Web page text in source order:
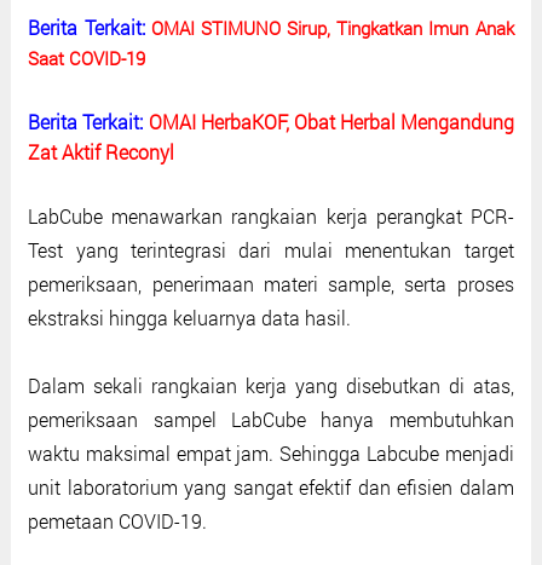
Berita Terkait: OMAI STIMUNO Sirup, Tingkatkan Imun Anak
Saat COVID-19
Berita Terkait: OMAI HerbaKOF, Obat Herbal Mengandung
Zat Aktif Reconyl
LabCube menawarkan rangkaian kerja perangkat PCR-
Test yang terintegrasi dari mulai menentukan target
pemeriksaan, penerimaan materi sample, serta proses
ekstraksi hingga keluarnya data hasil.
Dalam sekali rangkaian kerja yang disebutkan di atas,
pemeriksaan sampel LabCube hanya membutuhkan
waktu maksimal empat jam. Sehingga Labcube menjadi
unit laboratorium yang sangat efektif dan efisien dalam
pemetaan COVID-19.